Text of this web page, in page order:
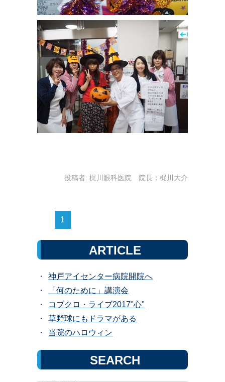
投稿者: 梶川眼科医院 院長：梶川大介
1
ARTICLE
神戸アイセンター病院開院へ
「何のために」講演会
コブクロ・ライブ2017"心"
草野球にもドラマがある
当院のハロウィン
SEARCH